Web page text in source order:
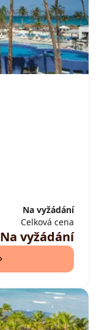
Na vyžádání
Celková cena
Na vyžádání